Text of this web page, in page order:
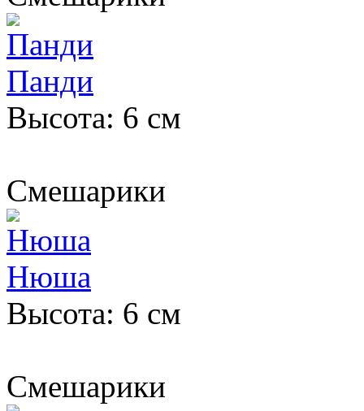
Панди
Высота: 6 см
Смешарики
Нюша
Высота: 6 см
Смешарики